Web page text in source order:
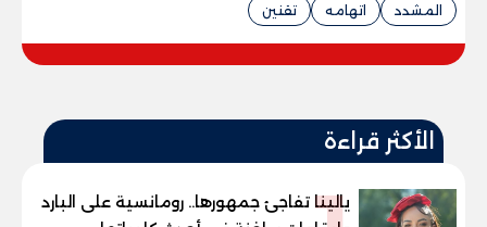
المشدد
اتهامه تقنين
الأكثر قراءة
يالينا تفاجئ جمهورها.. رومانسية على البارد